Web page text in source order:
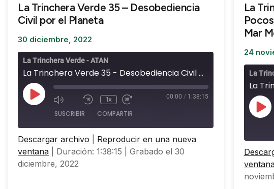
La Trinchera Verde 35 – Desobediencia
Civil por el Planeta
30 diciembre, 2022
La Trinchera Verde - ATAN
La Trinchera Verde 35 - Desobediencia Civil por el Planeta
1x 00:00 / 1:38:15
SUSCRIBIR COMPARTIR
FEED RSS
COMPARTIR
ENLACE
Descargar archivo
Reproducir en una nueva
ventana
Duración: 1:38:15
Grabado el 30
diciembre, 2022
La
Mar
24
La
FEED